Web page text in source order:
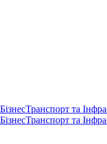
БізнесТранспорт та
БізнесТранспорт та